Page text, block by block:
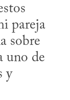
pareja
uno de
y